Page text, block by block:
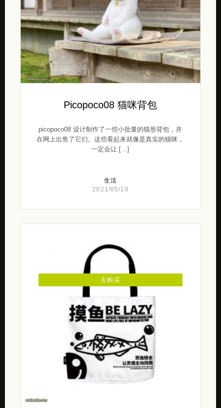
Picopoco08 猫咪背包
picopoco08 设计制作了一些小批量的猫形背包，并
在网上出售了它们。这些看起来就像是真实的猫咪，
一定会让 […]
生活
2021/05/10
去购买